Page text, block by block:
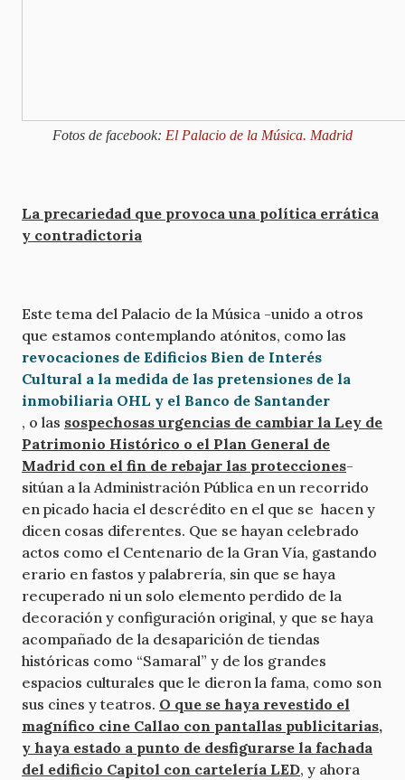
Fotos de facebook: El Palacio de la Música. Madrid
La precariedad que provoca una política errática
y contradictoria
Este tema del Palacio de la Música -unido a otros
que estamos contemplando atónitos, como las
revocaciones de Edificios Bien de Interés
Cultural a la medida de las pretensiones de la
inmobiliaria OHL y el Banco de Santander
, o las sospechosas urgencias de cambiar la Ley de
Patrimonio Histórico o el Plan General de
Madrid con el fin de rebajar las protecciones-
sitúan a la Administración Pública en un recorrido
en picado hacia el descrédito en el que se hacen y
dicen cosas diferentes. Que se hayan celebrado
actos como el Centenario de la Gran Vía, gastando
erario en fastos y palabrería, sin que se haya
recuperado ni un solo elemento perdido de la
decoración y configuración original, y que se haya
acompañado de la desaparición de tiendas
históricas como “Samaral” y de los grandes
espacios culturales que le dieron la fama, como son
sus cines y teatros. O que se haya revestido el
magnífico cine Callao con pantallas publicitarias,
y haya estado a punto de desfigurarse la fachada
del edificio Capitol con cartelería LED, y ahora